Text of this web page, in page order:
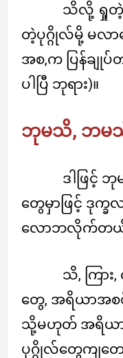
သိလို့ ရှုတဲ့
တဲ့ပုဂ္ဂိုလ်မို့ မလာသ
အစ,က ပြန်ချုပ်တ
ပါပြီ ဘုရား)။
ဘုမသိ, ဘမ
ဒါဖြင့်
တွေမှာဖြင့် ဒုက္
လောဘလိုက်တယ်,
သိ, ကြား
တွေ, အရိယာအစ
သို့မဟုတ် အရိယ
ပုဂ္ဂိုလ်တွေကျတ